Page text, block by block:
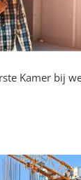
Kamer bij